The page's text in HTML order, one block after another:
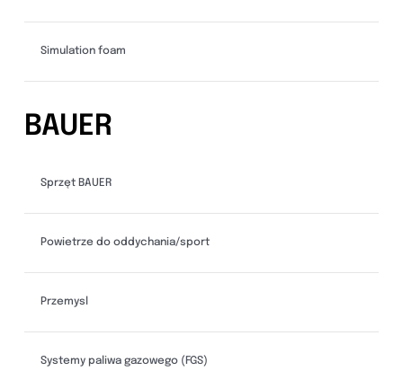
Simulation foam
BAUER
Sprzęt BAUER
Powietrze do oddychania/sport
Przemysl
Systemy paliwa gazowego (FGS)